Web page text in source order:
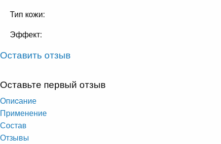
Тип кожи:
Эффект:
Оставить отзыв
Оставьте первый отзыв
Опиcание
Применение
Состав
Отзывы